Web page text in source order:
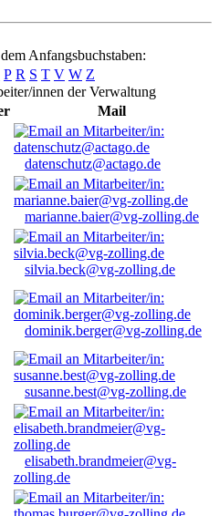
Anfangsbuchstaben:
P R S T V W Z
innen der Verwaltung
Mail
datenschutz@actago.de
marianne.baier@vg-zolling.de
silvia.beck@vg-zolling.de
dominik.berger@vg-zolling.de
susanne.best@vg-zolling.de
elisabeth.brandmeier@vg-
zolling.de